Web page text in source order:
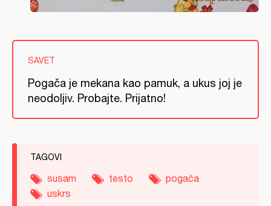
SAVET
Pogača je mekana kao pamuk, a ukus joj je
neodoljiv. Probajte. Prijatno!
TAGOVI
susam testo
pogača
uskrs